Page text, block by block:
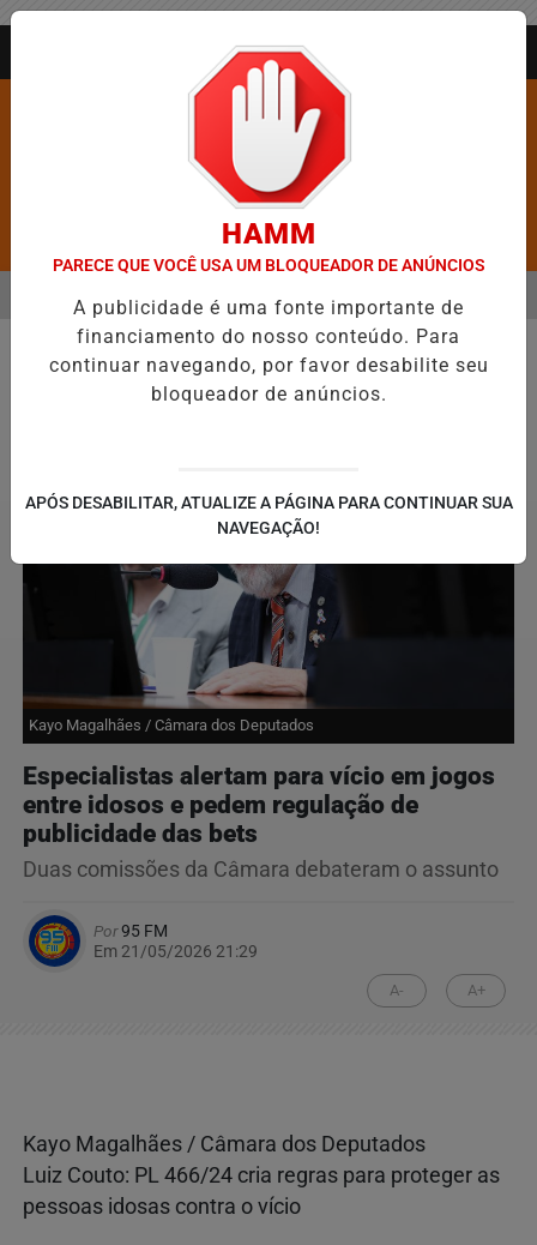
Pesquisar Notícia
EM JEQUIÉ E REFORÇA PROGRAMAÇÃO COM THALLES
EM ALTA
MENU
Política
Kayo Magalhães / Câmara dos Deputados
Especialistas alertam para vício em jogos
entre idosos e pedem regulação de
publicidade das bets
Duas comissões da Câmara debateram o assunto
Por95 FM
Em 21/05/2026 21:29
A- A+
Kayo Magalhães / Câmara dos Deputados
Luiz Couto: PL 466/24 cria regras para proteger as
pessoas idosas contra o vício
HAMM
PARECE QUE VOCÊ USA UM BLOQUEADOR DE ANÚNCIOS
A publicidade é uma fonte importante de
financiamento do nosso conteúdo. Para
continuar navegando, por favor desabilite seu
bloqueador de anúncios.
APÓS DESABILITAR, ATUALIZE A PÁGINA PARA CONTINUAR SUA
NAVEGAÇÃO!